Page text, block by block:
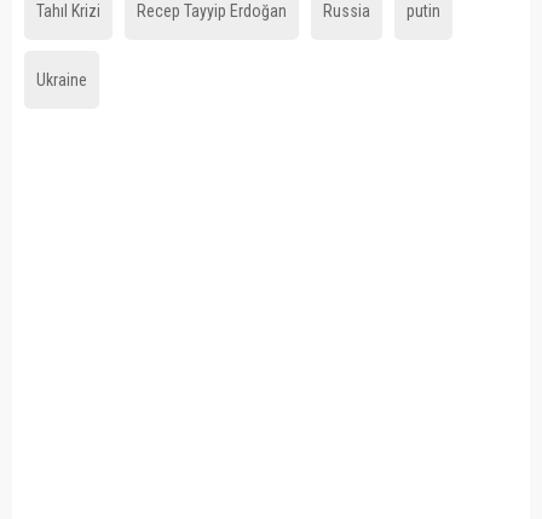
Tahıl Krizi Recep Tayyip Erdoğan Russia putin
Ukraine